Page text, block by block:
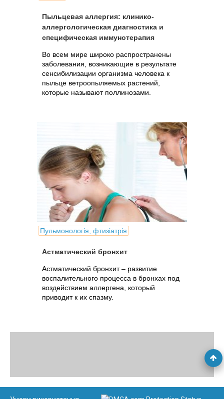
Пыльцевая аллергия: клинико-
аллергологическая диагностика и
специфическая иммунотерапия
Во всем мире широко распространены
заболевания, возникающие в результате
сенсибилизации организма человека к
пыльце ветроопыляемых растений,
которые называют поллинозами.
Пульмонологія, фтизіатрія
Астматический бронхит
Астматический бронхит – развитие
воспалительного процесса в бронхах под
воздействием аллергена, который
приводит к их спазму.